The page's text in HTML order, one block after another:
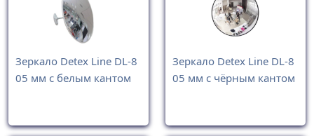
Зеркало Detex Line DL-8
05 мм с белым кантом
Зеркало Detex Line DL-8
05 мм с чёрным кантом